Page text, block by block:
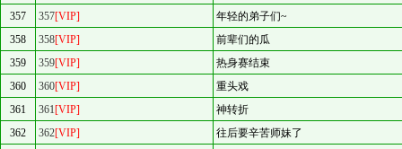
357
357[VIP]
年轻的弟子们~
358
358[VIP]
前辈们的瓜
359
359[VIP]
热身赛结束
360
360[VIP]
重头戏
361
361[VIP]
神转折
362
362[VIP]
往后要辛苦师妹了